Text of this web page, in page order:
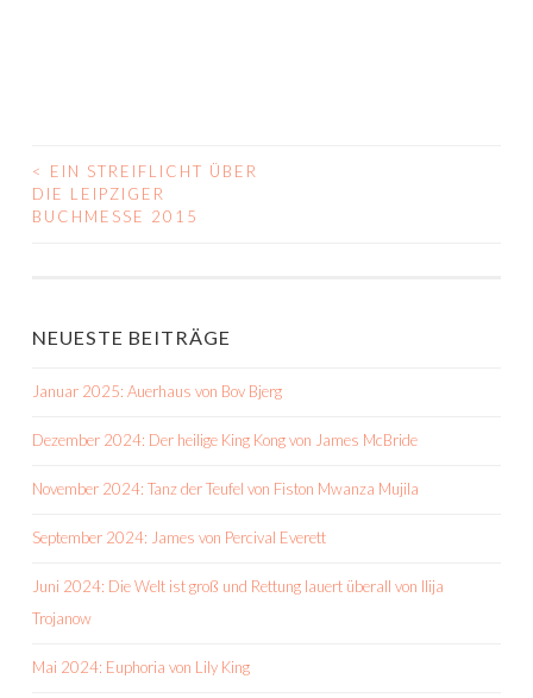
BEITRAGS-
NAVIGATION
<
EIN STREIFLICHT ÜBER
DIE LEIPZIGER
BUCHMESSE 2015
NEUESTE BEITRÄGE
Januar 2025: Auerhaus von Bov Bjerg
Dezember 2024: Der heilige King Kong von James McBride
November 2024: Tanz der Teufel von Fiston Mwanza Mujila
September 2024: James von Percival Everett
Juni 2024: Die Welt ist groß und Rettung lauert überall von Ilija
Trojanow
Mai 2024: Euphoria von Lily King